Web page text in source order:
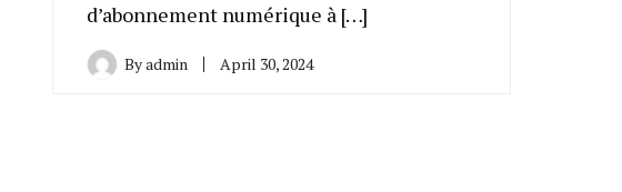
d’abonnement numérique à […]
Byadmin April 30, 2024